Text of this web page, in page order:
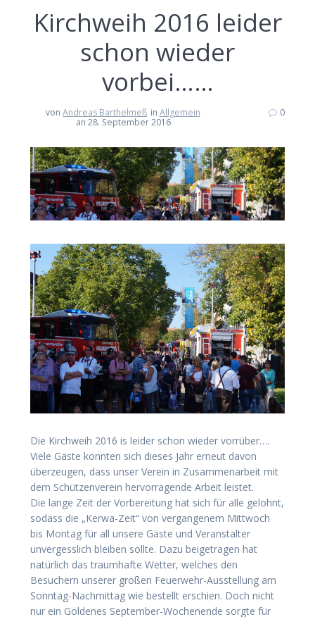
Kirchweih 2016 leider
schon wieder
vorbei……
vonAndreas Barthelmeß in Allgemein
an 28. September 2016
0
Die Kirchweih 2016 is leider schon wieder vorrüber….
Viele Gäste konnten sich dieses Jahr erneut davon
überzeugen, dass unser Verein in Zusammenarbeit mit
dem Schützenverein hervorragende Arbeit leistet.
Die lange Zeit der Vorbereitung hat sich für alle gelohnt,
sodass die „Kerwa-Zeit“ von vergangenem Mittwoch
bis Montag für all unsere Gäste und Veranstalter
unvergesslich bleiben sollte. Dazu beigetragen hat
natürlich das traumhafte Wetter, welches den
Besuchern unserer großen Feuerwehr-Ausstellung am
Sonntag-Nachmittag wie bestellt erschien. Doch nicht
nur ein Goldenes September-Wochenende sorgte für